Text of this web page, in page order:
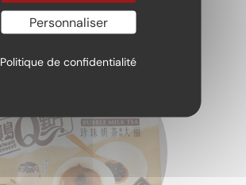
Personnaliser
Politique de confidentialité